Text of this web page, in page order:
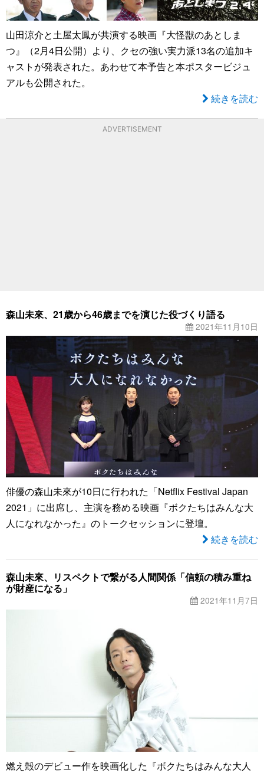
山田涼介と土屋太鳳が共演する映画『大怪獣のあとしま
つ』（2月4日公開）より、クセの強い実力派13名の追加キ
ャストが発表された。あわせて本予告と本ポスタービジュ
アルも公開された。
続きを読む
ADVERTISEMENT
森山未來、21歳から46歳までを演じた役づくり語る
2021年11月10日
俳優の森山未來が10日に行われた「Netflix Festival Japan
2021」に出席し、主演を務める映画『ボクたちはみんな大
人になれなかった』のトークセッションに登壇。
続きを読む
森山未來、リスペクトで繋がる人間関係「信頼の積み重ね
が財産になる」
2021年11月7日
燃え殻のデビュー作を映画化した『ボクたちはみんな大人